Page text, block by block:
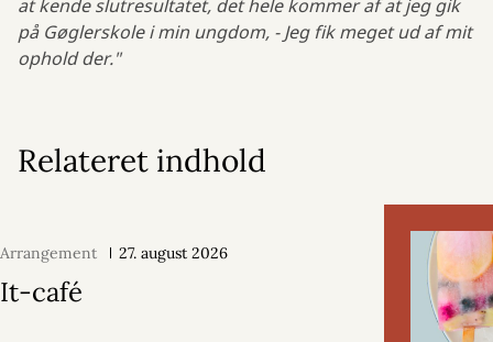
at kende slutresultatet, det hele kommer af at jeg gik
på Gøglerskole i min ungdom, - Jeg fik meget ud af mit
ophold der."
Relateret indhold
Arrangement 27. august 2026
It-café